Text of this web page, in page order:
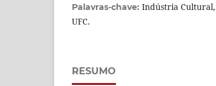
Palavras-chave: Indústria Cultural,
UFC.
RESUMO